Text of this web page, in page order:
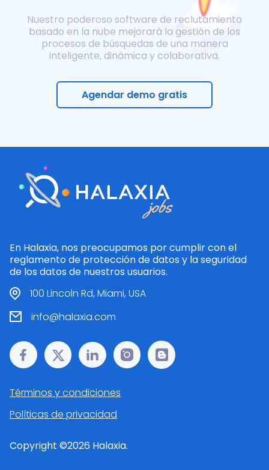
Nuestro poderoso software de reclutamiento
basado en la nube mejorará la gestión de los
procesos de búsquedas de una manera
inteligente, dinámica y colaborativa.
Agendar demo gratis
En Halaxia, nos preocupamos por cumplir con el
reglamento de protección de datos y la seguridad
de los datos de nuestros usuarios.
100 Lincoln Rd, Miami, USA
info@halaxia.com
Términos y condiciones
Políticas de privacidad
Copyright ©2026 Halaxia.